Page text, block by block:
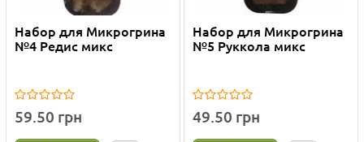
Набор для Микрогрина
№4 Редис микс
59.50 грн
Набор для Микрогрина
№5 Руккола микс
49.50 грн